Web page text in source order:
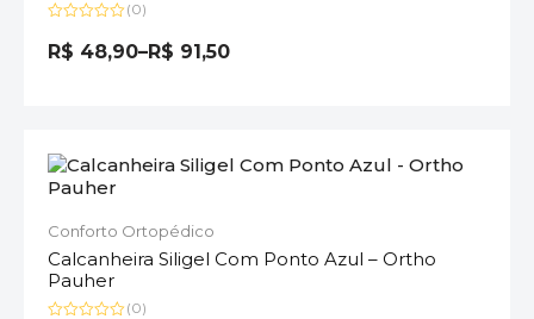
0
de
(0)
R$ 48,90–R$ 91,50
Conforto Ortopédico
Calcanheira Siligel Com Ponto Azul – Ortho
Pauher
(0)